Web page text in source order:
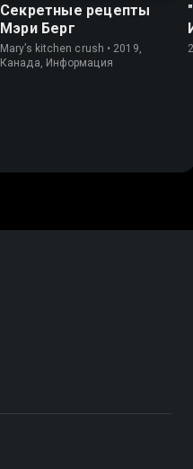
Секретные рецепты
Мэри Берг
Mary’s kitchen crush • 2019,
Канада, Информация